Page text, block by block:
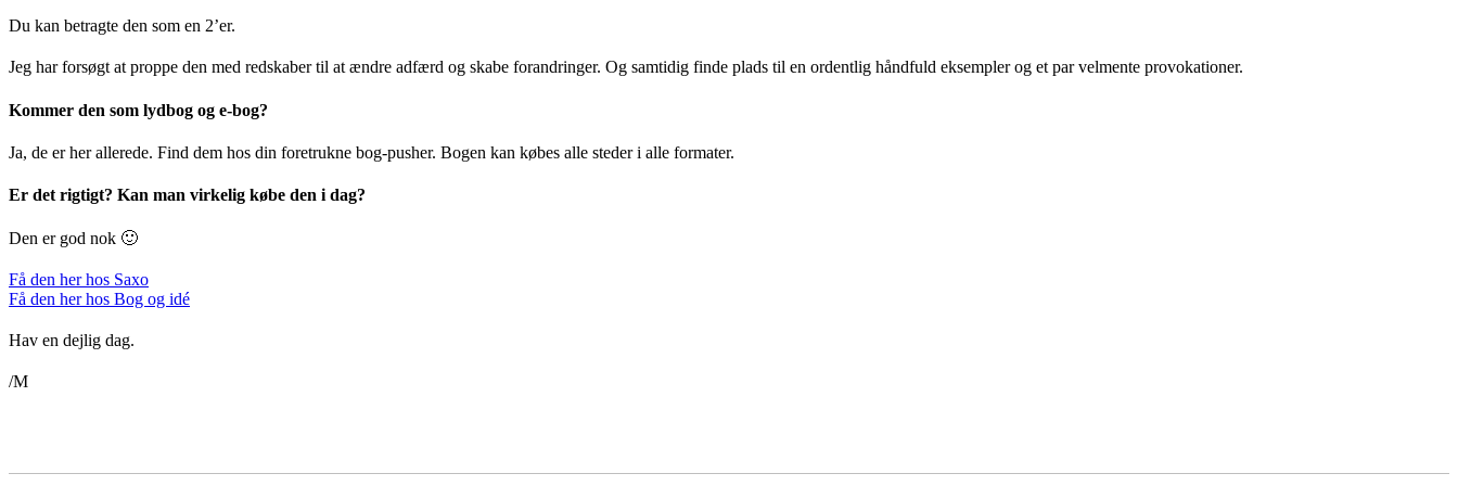
Du kan betragte den som en 2’er.
Jeg har forsøgt at proppe den med redskaber til at ændre adfærd og skabe forandringer. Og samtidig finde plads til en ordentlig håndfuld eksempler og et par velmente provokationer.
Kommer den som lydbog og e-bog?
Ja, de er her allerede. Find dem hos din foretrukne bog-pusher. Bogen kan købes alle steder i alle formater.
Er det rigtigt? Kan man virkelig købe den i dag?
Den er god nok 🙂
Få den her hos Saxo
Få den her hos Bog og idé
Hav en dejlig dag.
/M